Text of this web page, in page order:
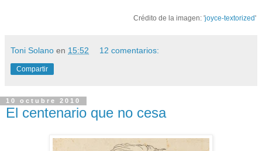
Crédito de la imagen: 'joyce-textorized'
Toni Solano en 15:52 12 comentarios:
Compartir
10 octubre 2010
El centenario que no cesa